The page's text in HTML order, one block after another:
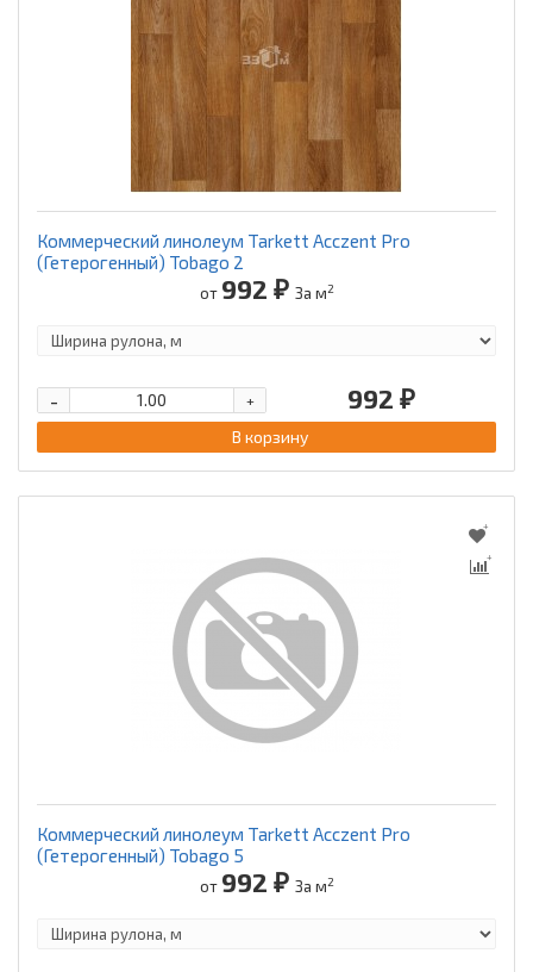
Коммерческий линолеум Tarkett Acczent Pro
(Гетерогенный) Tobago 2
от 992 ₽ За м2
992 ₽
+
-
В корзину
Коммерческий линолеум Tarkett Acczent Pro
(Гетерогенный) Tobago 5
от 992 ₽ За м2